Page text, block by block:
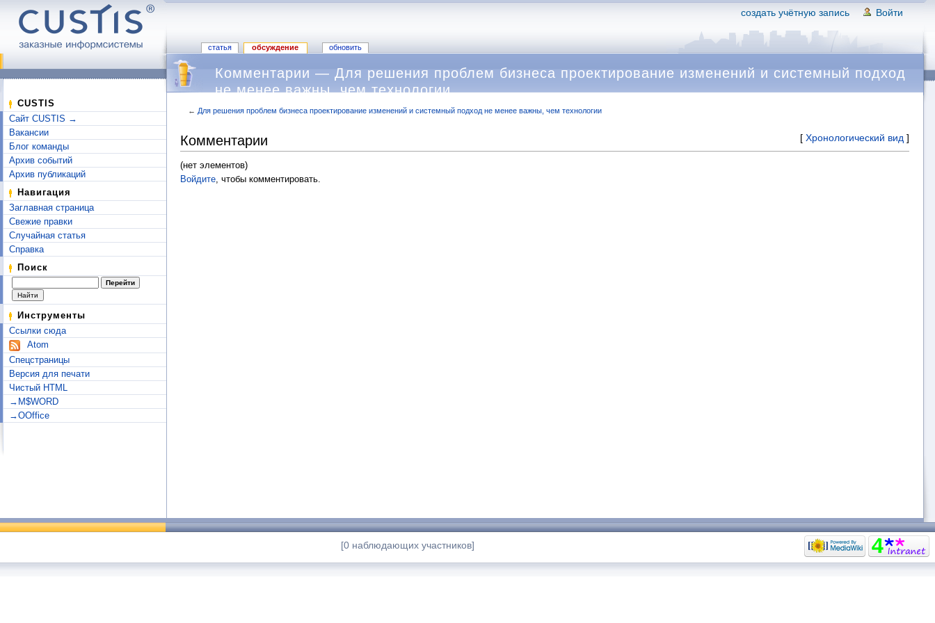
создать учётную запись Войти
статья обсуждение обновить
CUSTIS
Сайт CUSTIS →
Вакансии
Блог команды
Архив событий
Архив публикаций
Навигация
Заглавная страница
Свежие правки
Случайная статья
Справка
Поиск
Инструменты
Ссылки сюда
Atom
Спецстраницы
Версия для печати
Чистый HTML
→M$WORD
→OOffice
Комментарии — Для решения проблем бизнеса проектирование изменений и системный подход
не менее важны, чем технологии
← Для решения проблем бизнеса проектирование изменений и системный подход не менее важны, чем технологии
[ Хронологический вид ]
Комментарии
(нет элементов)
Войдите, чтобы комментировать.
[0 наблюдающих участников]